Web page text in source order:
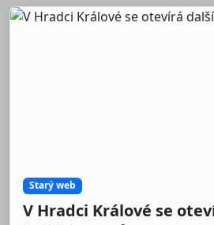
Starý web
V Hradci Králové se